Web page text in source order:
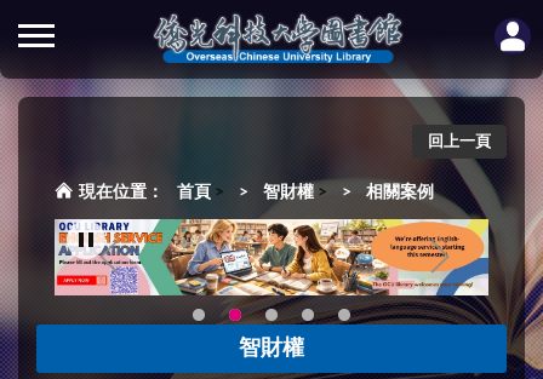
回上一頁
首頁 > 智財權 > 相關案例
智財權